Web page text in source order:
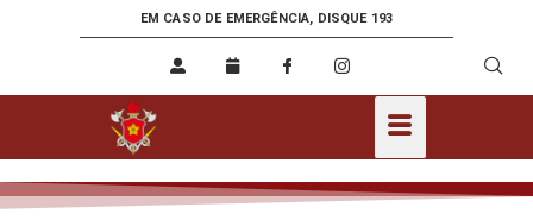
EM CASO DE EMERGÊNCIA, DISQUE 193